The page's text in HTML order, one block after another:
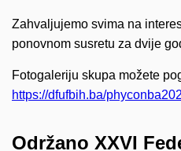
Zahvaljujemo svima na
ponovnom susretu za dvije
Fotogaleriju skupa možete
https://dfufbih.ba/
Održano XXVI